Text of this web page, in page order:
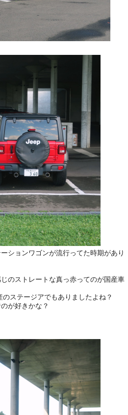
ションワゴンが流行ってた時期があり
のストレートな真っ赤ってのが国産車
ステージアでもありましたよね？
が好きかな？